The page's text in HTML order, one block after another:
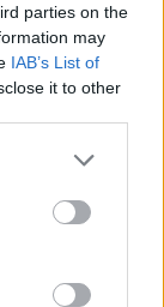
parties on the
may
IAB’s List of
it to other